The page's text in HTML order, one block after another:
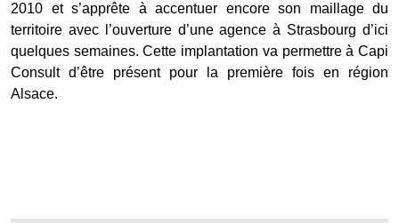
2010 et s’apprête à accentuer encore son maillage du
territoire avec l’ouverture d’une agence à Strasbourg d’ici
quelques semaines. Cette implantation va permettre à Capi
Consult d’être présent pour la première fois en région
Alsace.